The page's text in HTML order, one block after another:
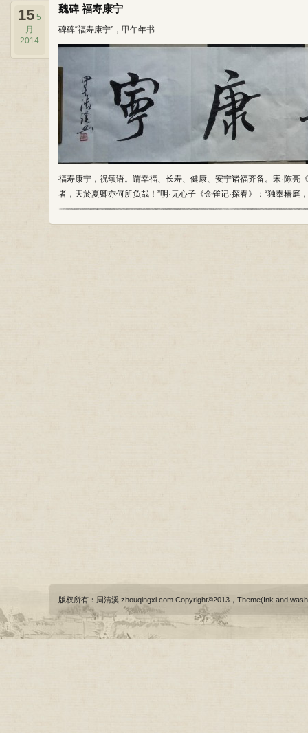
魏碑 福寿康宁
15 5
月
2014
碑碑“福寿康宁”，甲午年书
福寿康宁，祝颂语。谓幸福、长寿、健康、安宁诸福齐备。宋·陈亮
者，天於夏卿亦何所负哉！”明·无心子《金雀记·探春》：“独奉椿庭
版权所有：周清溪 zhouqingxi.com Copyright©2013，Theme(Ink and